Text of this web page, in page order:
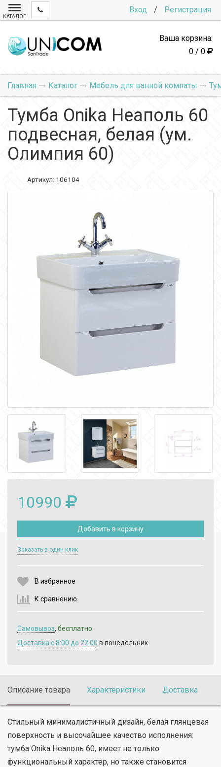
Вход / Регистрация
КАТАЛОГ
Ваша корзина:
0 / 0
Главная Каталог Мебель для ванной комнаты
Тумба Onika Неаполь 60
подвесная, белая (ум.
Олимпия 60)
Артикул: 106104
10990
Добавить в корзину
Заказать в один клик
В избранное
К сравнению
Самовывоз, бесплатно
Доставка c 8:00 до 22:00 в понедельник
Описание товара Характеристики Доставка
Стильный минималистичный дизайн, белая глянцевая
поверхность и высочайшее качество исполнения:
тумба Onika Неаполь 60, имеет не только
функциональный характер, но также становится